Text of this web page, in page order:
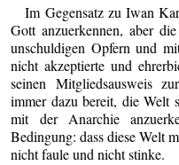
Im Gegensatz zu Iwan
Gott anzuerkennen, aber
unschuldigen Opfern und
nicht akzeptierte und
seinen Mitgliedsausweis
immer dazu bereit, die Welt
mit der Anarchie
Bedingung: dass diese Welt
nicht faule und nicht stinke.